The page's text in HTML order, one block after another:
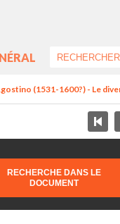
(1531-1600?) - Le
RECHERCHE DANS LE
DOCUMENT